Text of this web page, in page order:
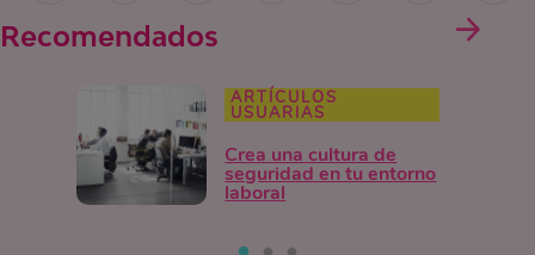
Recomendados
ARTÍCULOS
USUARIAS
Crea una cultura de
seguridad en tu entorno
laboral